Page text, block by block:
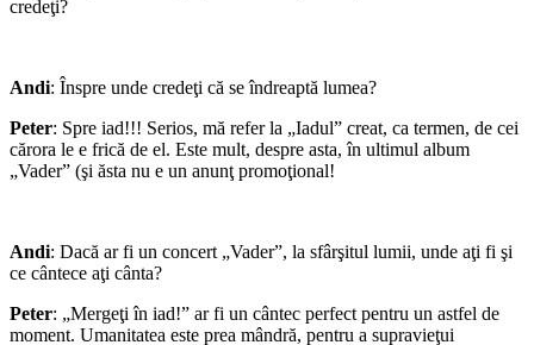
credeţi?
Andi: Înspre unde credeţi că se îndreaptă lumea?
Peter: Spre iad!!! Serios, mă refer la „Iadul” creat, ca termen, de cei
cărora le e frică de el. Este mult, despre asta, în ultimul album
„Vader” (şi ăsta nu e un anunţ promoţional!
Andi: Dacă ar fi un concert „Vader”, la sfârşitul lumii, unde aţi fi şi
ce cântece aţi cânta?
Peter: „Mergeţi în iad!” ar fi un cântec perfect pentru un astfel de
moment. Umanitatea este prea mândră, pentru a supravieţui